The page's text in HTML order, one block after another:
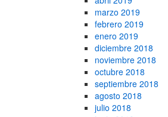
marzo 2019
febrero 2019
enero 2019
diciembre 2018
noviembre 2018
octubre 2018
septiembre 2018
agosto 2018
julio 2018